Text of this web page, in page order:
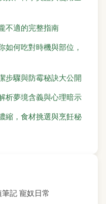
不適的完整指南
如何吃對時機與部位，
步驟與防霉秘訣大公開
析夢境含義與心理暗示
縮，食材挑選與烹飪秘
筆記 寵奴日常